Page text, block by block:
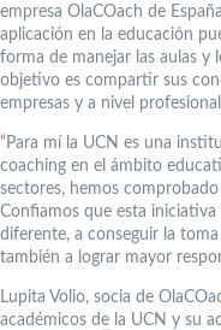
empresa OlaCOach de
aplicación en la educación
forma de manejar las aulas y
objetivo es compartir sus
empresas y a nivel
“Para mí la UCN es una
coaching en el ámbito
sectores, hemos
Confiamos que esta iniciativa
diferente, a conseguir la
también a lograr mayor
Lupita Volio, socia de
académicos de la UCN y su